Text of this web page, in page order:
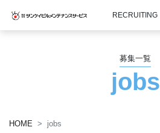
RECRUITING
募集一覧
jobs
HOME jobs